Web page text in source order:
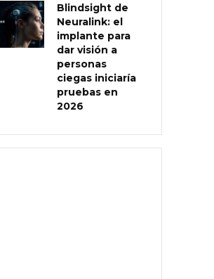
Blindsight de
Neuralink: el
implante para
dar visión a
personas
ciegas iniciaría
pruebas en
2026